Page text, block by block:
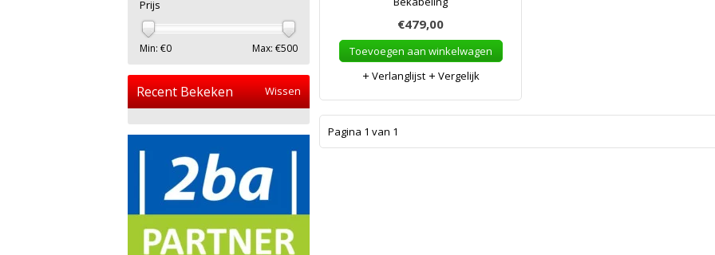
€479,00
Toevoegen aan winkelwagen
Verlanglijst
Vergelijk
Pagina 1 van 1
Prijs
Min: €0 Max: €500
Recent Bekeken Wissen